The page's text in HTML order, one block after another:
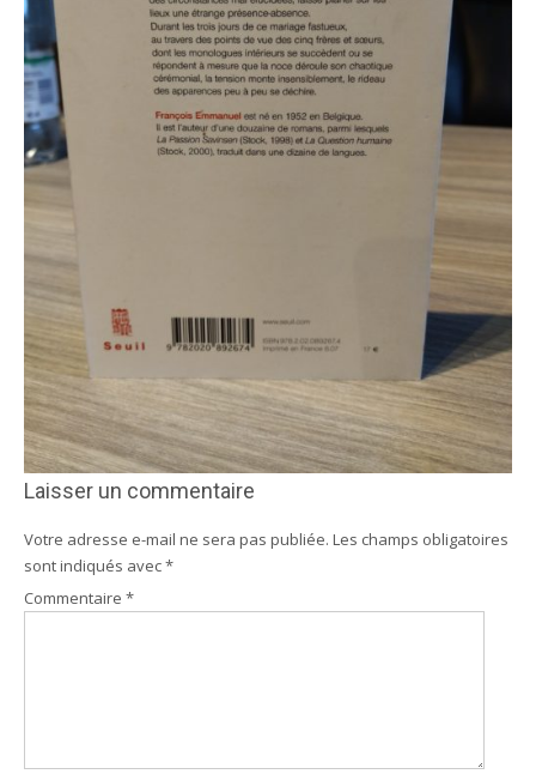
Laisser un commentaire
Votre adresse e-mail ne sera pas publiée. Les champs obligatoires
sont indiqués avec*
Commentaire *